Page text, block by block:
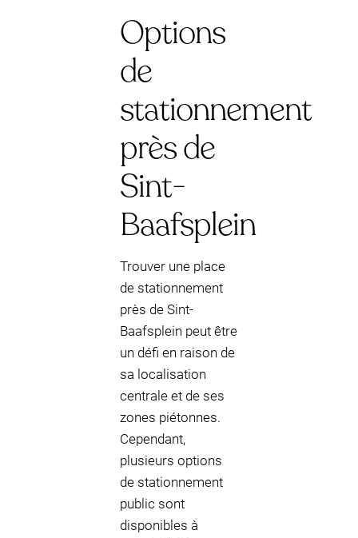
Options
de
stationnement
près de
Sint-
Baafsplein
Trouver une place
de stationnement
près de Sint-
Baafsplein peut être
un défi en raison de
sa localisation
centrale et de ses
zones piétonnes.
Cependant,
plusieurs options
de stationnement
public sont
disponibles à